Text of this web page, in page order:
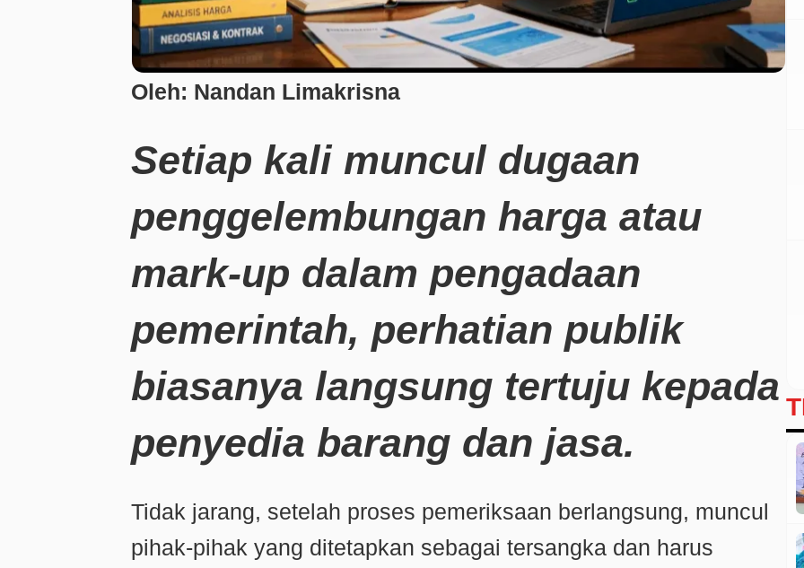
Oleh: Nandan Limakrisna
Setiap kali muncul dugaan
penggelembungan harga atau
mark-up dalam pengadaan
pemerintah, perhatian publik
biasanya langsung tertuju kepada
penyedia barang dan jasa.
Tidak jarang, setelah proses pemeriksaan berlangsung, muncul
pihak-pihak yang ditetapkan sebagai tersangka dan harus